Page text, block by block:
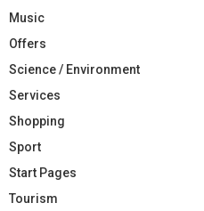
Music
Offers
Science / Environment
Services
Shopping
Sport
Start Pages
Tourism